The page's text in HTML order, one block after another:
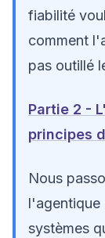
fiabilité
comment
pas outillé
Partie 2 -
principes
Nous
l'agentique
systèmes